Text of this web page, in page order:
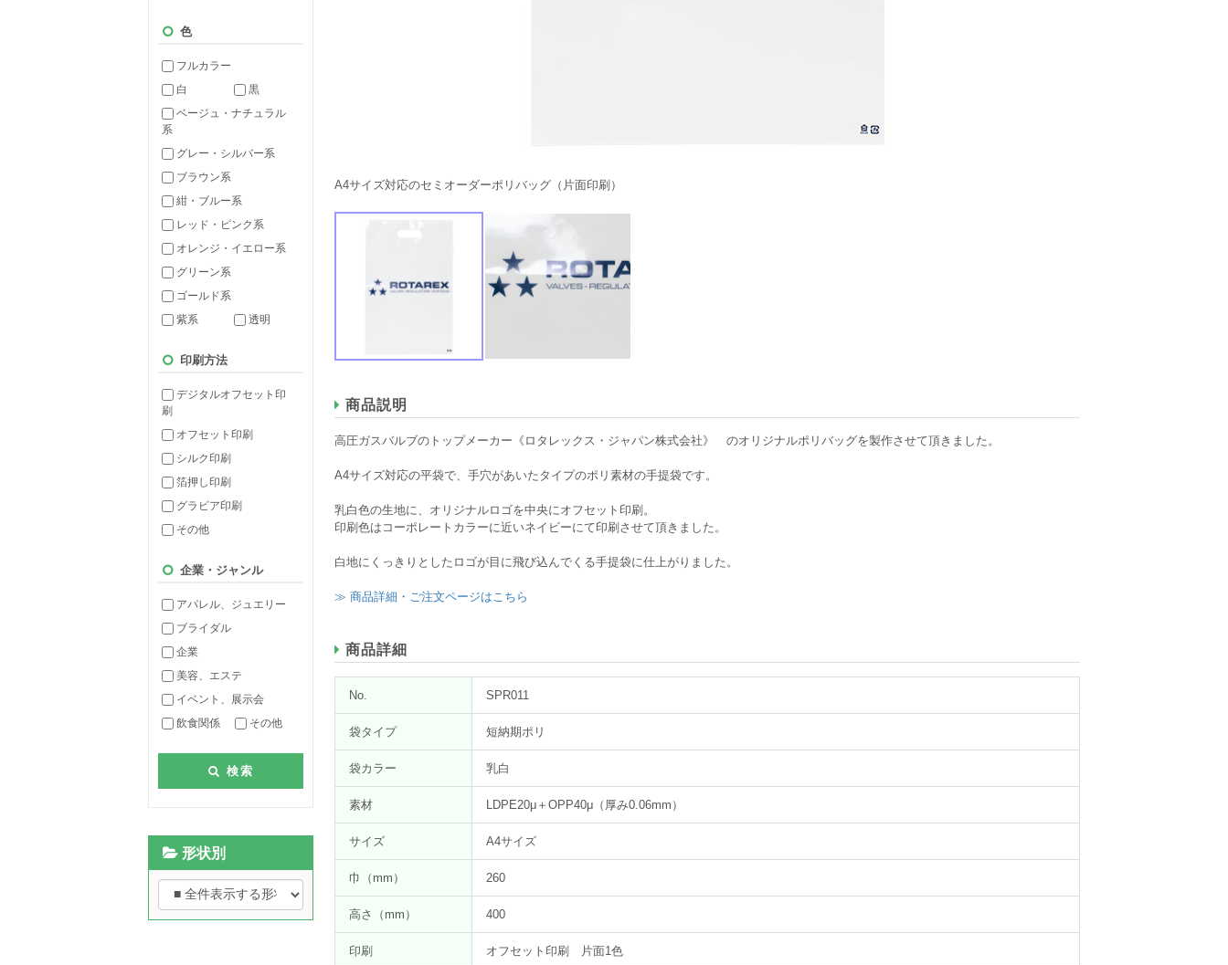
色
フルカラー
白
黒
ベージュ・ナチュラル
系
グレー・シルバー系
ブラウン系
紺・ブルー系
レッド・ピンク系
オレンジ・イエロー系
グリーン系
ゴールド系
紫系
透明
印刷方法
デジタルオフセット印
刷
オフセット印刷
シルク印刷
箔押し印刷
グラビア印刷
その他
企業・ジャンル
アパレル、ジュエリー
ブライダル
企業
美容、エステ
イベント、展示会
飲食関係
その他
検索
形状別
A4サイズ対応のセミオーダーポリバッグ（片面印刷）
商品説明
高圧ガスバルブのトップメーカー《ロタレックス・ジャパン株式会社》 のオリジナルポリバッグを製作させて頂きました。
A4サイズ対応の平袋で、手穴があいたタイプのポリ素材の手提袋です。
乳白色の生地に、オリジナルロゴを中央にオフセット印刷。
印刷色はコーポレートカラーに近いネイビーにて印刷させて頂きました。
白地にくっきりとしたロゴが目に飛び込んでくる手提袋に仕上がりました。
≫ 商品詳細・ご注文ページはこちら
商品詳細
No. SPR011
袋タイプ 短納期ポリ
袋カラー 乳白
素材 LDPE20μ＋OPP40μ（厚み0.06mm）
サイズ A4サイズ
巾（mm） 260
高さ（mm） 400
印刷 オフセット印刷 片面1色